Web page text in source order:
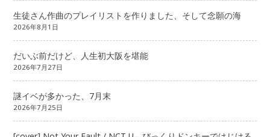
生徒さん作曲のプレイリストを作りました、そして念願の海
2026年8月1日
だいぶ前だけど、人生初大阪を堪能
2026年7月27日
謎イベが多かった、7月末
2026年7月25日